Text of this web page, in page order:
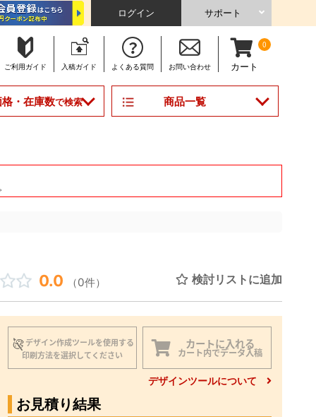
ログイン サポート
ご利用ガイド 入稿ガイド よくある質問 お問い合わせ
0
カート
・在庫数で検索 商品一覧
0.0 （0件） 検討リストに追加
デザイン作成ツールを使用する
印刷方法を選択してください
カートに入れる
カート内でデータ入稿
デザインツールについて
お見積り結果